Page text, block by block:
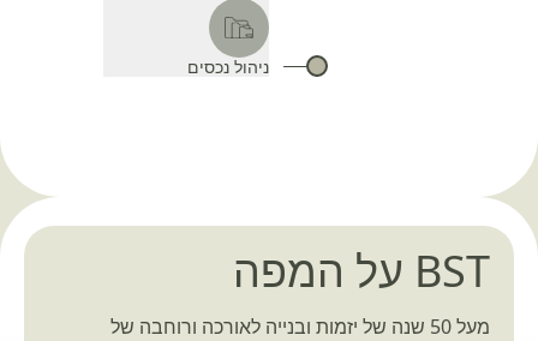
ניהול נכסים
BST על המפה
מעל 50 שנה של יזמות ובנייה לאורכה ורוחבה של